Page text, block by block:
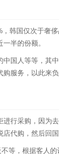
韩国仅次于奢
半的份额。
国人等等，其
服务，以此来
行采购，因为
代购，然后回国
等，根据客人